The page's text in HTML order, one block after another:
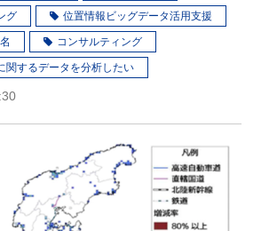
グ 位置情報ビッグデータ活用支援
コンサルティング
関するデータを分析したい